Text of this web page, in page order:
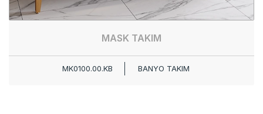
MASK TAKIM
MK0100.00.KB BANYO TAKIM